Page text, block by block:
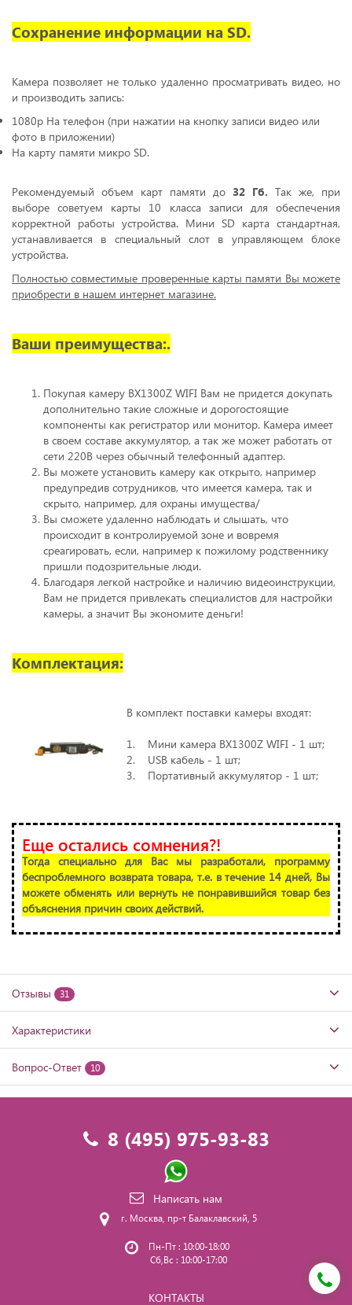
Сохранение информации на SD.
Камера позволяет не только удаленно просматривать видео, но
и производить запись:
1080p На телефон (при нажатии на кнопку записи видео или
фото в приложении)
На карту памяти микро SD.
Рекомендуемый объем карт памяти до 32 Гб. Так же, при
выборе советуем карты 10 класса записи для обеспечения
корректной работы устройства. Мини SD карта стандартная,
устанавливается в специальный слот в управляющем блоке
устройства.
Полностью совместимые проверенные карты памяти Вы можете
приобрести в нашем интернет магазине.
Ваши преимущества:.
Покупая камеру BX1300Z WIFI Вам не придется докупать
дополнительно такие сложные и дорогостоящие
компоненты как регистратор или монитор. Камера имеет
в своем составе аккумулятор, а так же может работать от
сети 220В через обычный телефонный адаптер.
Вы можете установить камеру как открыто, например
предупредив сотрудников, что имеется камера, так и
скрыто, например, для охраны имущества/
Вы сможете удаленно наблюдать и слышать, что
происходит в контролируемой зоне и вовремя
среагировать, если, например к пожилому родственнику
пришли подозрительные люди.
Благодаря легкой настройке и наличию видеоинструкции,
Вам не придется привлекать специалистов для настройки
камеры, а значит Вы экономите деньги!
Комплектация:
В комплект поставки камеры входят:
1. Мини камера BX1300Z WIFI - 1 шт;
2. USB кабель - 1 шт;
3. Портативный аккумулятор - 1 шт;
Еще остались сомнения?!
Тогда специально для Вас мы разработали, программу
беспроблемного возврата товара, т.е. в течение 14 дней, Вы
можете обменять или вернуть не понравившийся товар без
объяснения причин своих действий.
Отзывы 31
Характеристики
Вопрос-Ответ 10
8 (495) 975-93-83
Написать нам
г. Москва, пр-т Балаклавский, 5
Пн-Пт : 10:00-18:00
Сб,Вс : 10:00-17:00
КОНТАКТЫ